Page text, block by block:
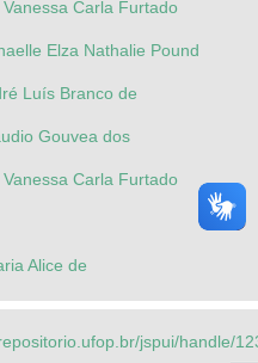
Carla Furtado
Elza Nathalie Pound
Luís Branco de
Gouvea dos
Carla Furtado
Alice de
jspui/handle/